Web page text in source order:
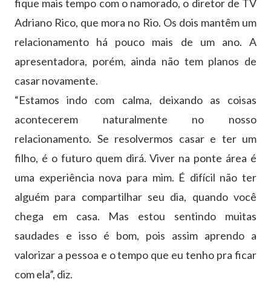
fique mais tempo com o namorado, o diretor de TV
Adriano Rico, que mora no Rio. Os dois mantêm um
relacionamento há pouco mais de um ano. A
apresentadora, porém, ainda não tem planos de
casar novamente.
“Estamos indo com calma, deixando as coisas
acontecerem naturalmente no nosso
relacionamento. Se resolvermos casar e ter um
filho, é o futuro quem dirá. Viver na ponte área é
uma experiência nova para mim. É difícil não ter
alguém para compartilhar seu dia, quando você
chega em casa. Mas estou sentindo muitas
saudades e isso é bom, pois assim aprendo a
valorizar a pessoa e o tempo que eu tenho pra ficar
com ela”, diz.